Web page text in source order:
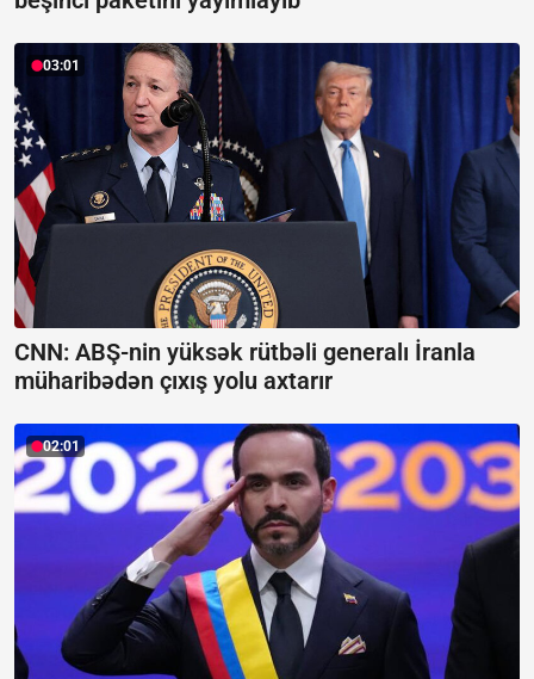
03:01
CNN: ABŞ-nin yüksək rütbəli generalı İranla
müharibədən çıxış yolu axtarır
02:01